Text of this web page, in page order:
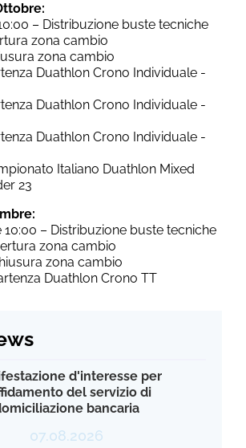
– Distribuzione buste tecniche
zona cambio
zona cambio
Duathlon Crono Individuale -
Duathlon Crono Individuale -
Duathlon Crono Individuale -
Italiano Duathlon Mixed
23
10:00 – Distribuzione buste tecniche
zona cambio
zona cambio
Duathlon Crono TT
d'interesse per
del servizio di
bancaria
07.08.2026